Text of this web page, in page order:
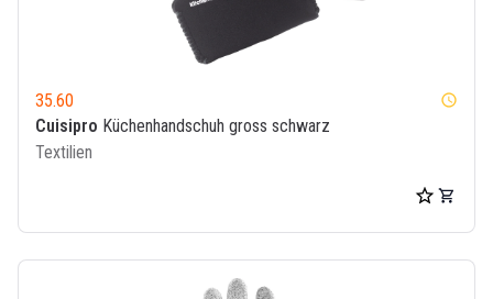
35.60 watch_later
Cuisipro Küchenhandschuh gross schwarz
Textilien